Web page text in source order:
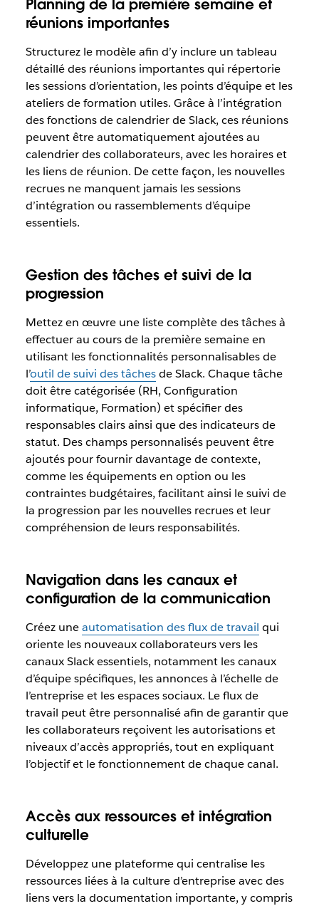
Planning de la première semaine et
réunions importantes
Structurez le modèle afin d’y inclure un tableau
détaillé des réunions importantes qui répertorie
les sessions d’orientation, les points d’équipe et les
ateliers de formation utiles. Grâce à l’intégration
des fonctions de calendrier de Slack, ces réunions
peuvent être automatiquement ajoutées au
calendrier des collaborateurs, avec les horaires et
les liens de réunion. De cette façon, les nouvelles
recrues ne manquent jamais les sessions
d’intégration ou rassemblements d’équipe
essentiels.
Gestion des tâches et suivi de la
progression
Mettez en œuvre une liste complète des tâches à
effectuer au cours de la première semaine en
utilisant les fonctionnalités personnalisables de
l’outil de suivi des tâchesde Slack. Chaque tâche
doit être catégorisée (RH, Configuration
informatique, Formation) et spécifier des
responsables clairs ainsi que des indicateurs de
statut. Des champs personnalisés peuvent être
ajoutés pour fournir davantage de contexte,
comme les équipements en option ou les
contraintes budgétaires, facilitant ainsi le suivi de
la progression par les nouvelles recrues et leur
compréhension de leurs responsabilités.
Navigation dans les canaux et
configuration de la communication
Créez uneautomatisation des flux de travail qui
oriente les nouveaux collaborateurs vers les
canaux Slack essentiels, notamment les canaux
d’équipe spécifiques, les annonces à l’échelle de
l’entreprise et les espaces sociaux. Le flux de
travail peut être personnalisé afin de garantir que
les collaborateurs reçoivent les autorisations et
niveaux d’accès appropriés, tout en expliquant
l’objectif et le fonctionnement de chaque canal.
Accès aux ressources et intégration
culturelle
Développez une plateforme qui centralise les
ressources liées à la culture d’entreprise avec des
liens vers la documentation importante, y compris